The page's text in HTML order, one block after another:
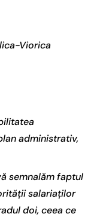
Viorica
administrativ,
semnalăm faptul
salariaților
doi, ceea ce